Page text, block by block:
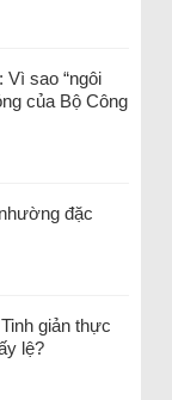
Vì sao “ngôi
của Bộ Công
đặc
giản thực
lệ?